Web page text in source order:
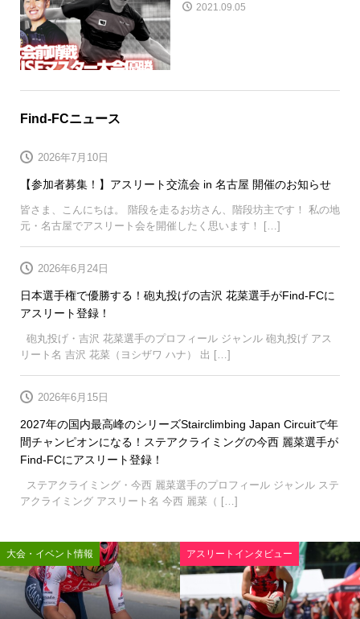
2021.09.05
Find-FCニュース
【参加者募集！】アスリート交流会 in 名古屋 開催のお知らせ
2026年7月10日
皆さま、こんにちは。 階段を走るお坊さん、階段坊主です！ 私の地
元・名古屋でアスリート会を開催したく思います！ […]
日本選手権で優勝する！砲丸投げの吉沢 花菜選手がFind-FCに
アスリート登録！
2026年6月24日
砲丸投げ・吉沢 花菜選手のプロフィール ジャンル 砲丸投げ アス
リート名 吉沢 花菜（ヨシザワ ハナ） 出 […]
2027年の国内最高峰のシリーズStairclimbing Japan Circuitで年
間チャンピオンになる！ステアクライミングの今西 麗菜選手が
Find-FCにアスリート登録！
2026年6月15日
ステアクライミング・今西 麗菜選手のプロフィール ジャンル ステ
アクライミング アスリート名 今西 麗菜（ […]
大会・イベント情報 アスリートインタビュー